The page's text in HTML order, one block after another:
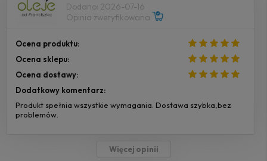
Dodano: 2026-07-16
Opinia zweryfikowana
Ocena produktu:
Ocena sklepu:
Ocena dostawy:
Dodatkowy komentarz:
Produkt spełnia wszystkie wymagania. Dostawa szybka,bez
problemów.
Więcej opinii